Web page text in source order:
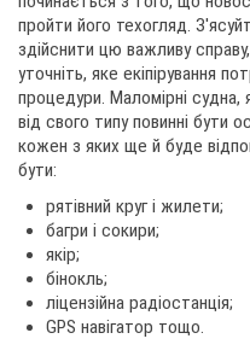
пройти його техогляд.
здійснити цю важливу
уточніть, яке екіпірування
процедури. Маломірні судна,
від свого типу повинні бути
кожен з яких ще й буде
бути:
рятівний круг і жилети;
багри і сокири;
якір;
бінокль;
ліцензійна радіостанція;
GPS навігатор тощо.